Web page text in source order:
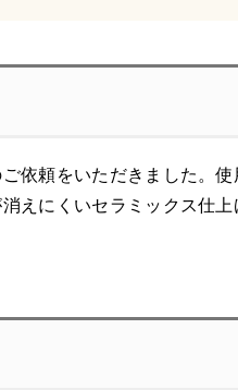
依頼をいただきました。
えにくいセラミックス仕